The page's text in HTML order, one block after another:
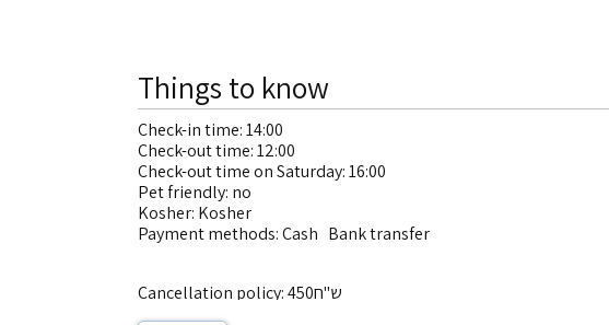
Things to know
Check-in time: 14:00
Check-out time: 12:00
Check-out time on Saturday: 16:00
Pet friendly: no
Kosher: Kosher
Payment methods: Cash Bank transfer
Cancellation policy: 450ש"ח